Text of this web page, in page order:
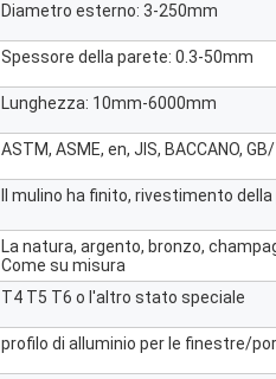
Diametro esterno: 3-250mm
Spessore della parete: 0.3-50mm
Lunghezza: 10mm-6000mm
ASTM, ASME, en, JIS, BACCANO,
Il mulino ha finito, rivestimento
La natura, argento, bronzo,
Come su misura
T4 T5 T6 o l'altro stato speciale
profilo di alluminio per le finestre/